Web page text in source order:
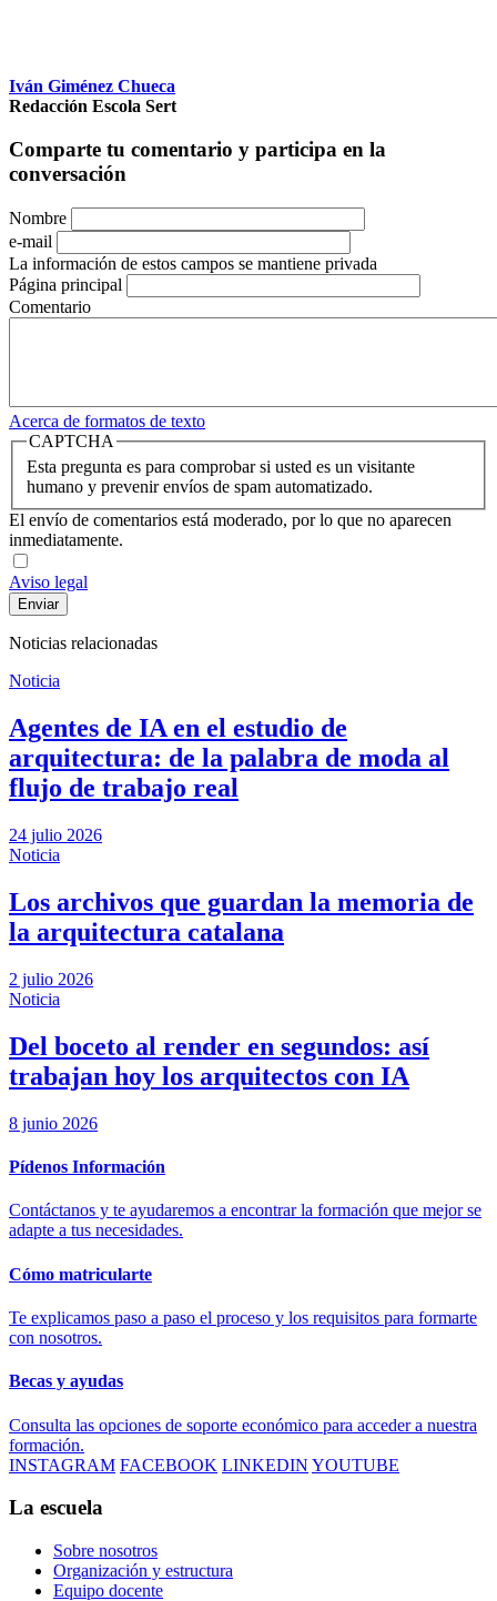
Iván Giménez Chueca
Redacción Escola Sert
Comparte tu comentario y participa en la
conversación
Nombre
e-mail
La información de estos campos se mantiene privada
Página principal
Comentario
Acerca de formatos de texto
CAPTCHA
Esta pregunta es para comprobar si usted es un visitante
humano y prevenir envíos de spam automatizado.
El envío de comentarios está moderado, por lo que no aparecen
inmediatamente.
Aviso legal
Noticias relacionadas
Noticia
Agentes de IA en el estudio de
arquitectura: de la palabra de moda al
flujo de trabajo real
24 julio 2026
Noticia
Los archivos que guardan la memoria de
la arquitectura catalana
2 julio 2026
Noticia
Del boceto al render en segundos: así
trabajan hoy los arquitectos con IA
8 junio 2026
Pídenos Información
Contáctanos y te ayudaremos a encontrar la formación que mejor se
adapte a tus necesidades.
Cómo matricularte
Te explicamos paso a paso el proceso y los requisitos para formarte
con nosotros.
Becas y ayudas
Consulta las opciones de soporte económico para acceder a nuestra
formación.
INSTAGRAM FACEBOOK LINKEDIN YOUTUBE
La escuela
Sobre nosotros
Organización y estructura
Equipo docente